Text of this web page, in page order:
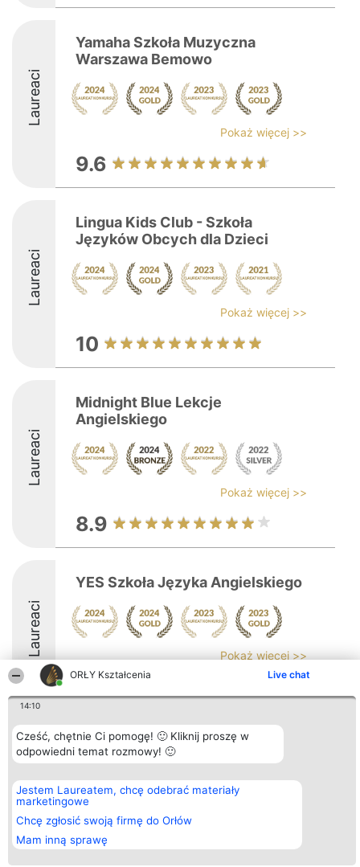
ORŁY Kształcenia Live chat
14:10
Cześć, chętnie Ci pomogę! 🙂 Kliknij proszę w
odpowiedni temat rozmowy! 🙂
Jestem Laureatem, chcę odebrać materiały
marketingowe
Chcę zgłosić swoją firmę do Orłów
Mam inną sprawę
Laureaci
Yamaha Szkoła Muzyczna
Warszawa Bemowo
Pokaż więcej >>
9.6
Laureaci
Lingua Kids Club - Szkoła
Języków Obcych dla Dzieci
Pokaż więcej >>
10
Laureaci
Midnight Blue Lekcje
Angielskiego
Pokaż więcej >>
8.9
Laureaci
YES Szkoła Języka Angielskiego
Pokaż więcej >>
Organizator plebiscytu
Bright Side Solutions sp. z o.
o. sp. k.
ul. Ruska 22
Wrocław 50-079
KRS 0000749100 | Regon
381313360 | NIP 8943132676
+48 508 492 400
Plebiscyt
Laureaci
Lista
wszystkich
Laureatów
Regulamin
Polityka
Kontakt